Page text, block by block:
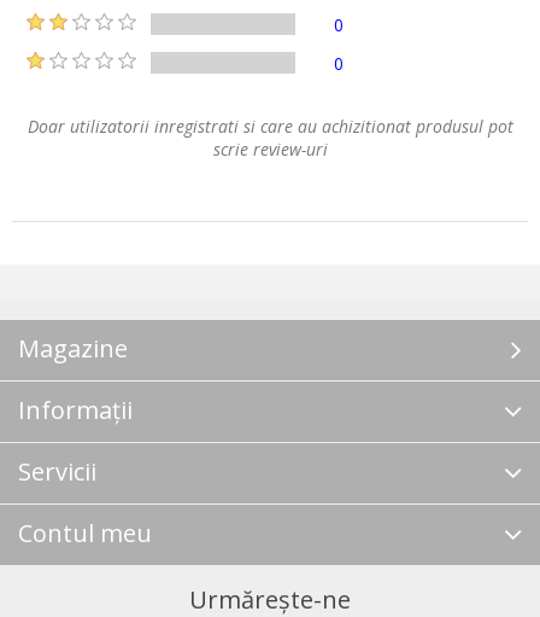
0
0
Doar utilizatorii inregistrati si care au achizitionat produsul pot
scrie review-uri
Magazine
Informații
Servicii
Contul meu
Urmărește-ne